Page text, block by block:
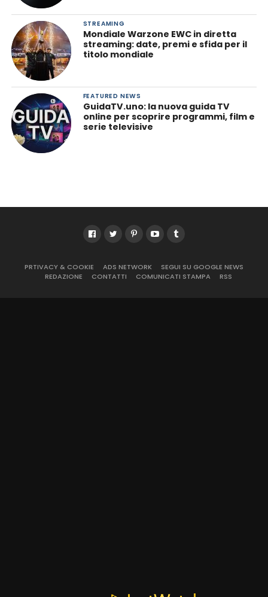
STREAMING
Mondiale Warzone EWC in diretta
streaming: date, premi e sfida per il
titolo mondiale
FEATURED NEWS
GuidaTV.uno: la nuova guida TV
online per scoprire programmi, film e
serie televisive
PRTIVACY & COOKIE ADS NETWORK
SEGUI SU GOOGLE NEWS
REDAZIONE
CONTATTI COMUNICATI STAMPA RSS